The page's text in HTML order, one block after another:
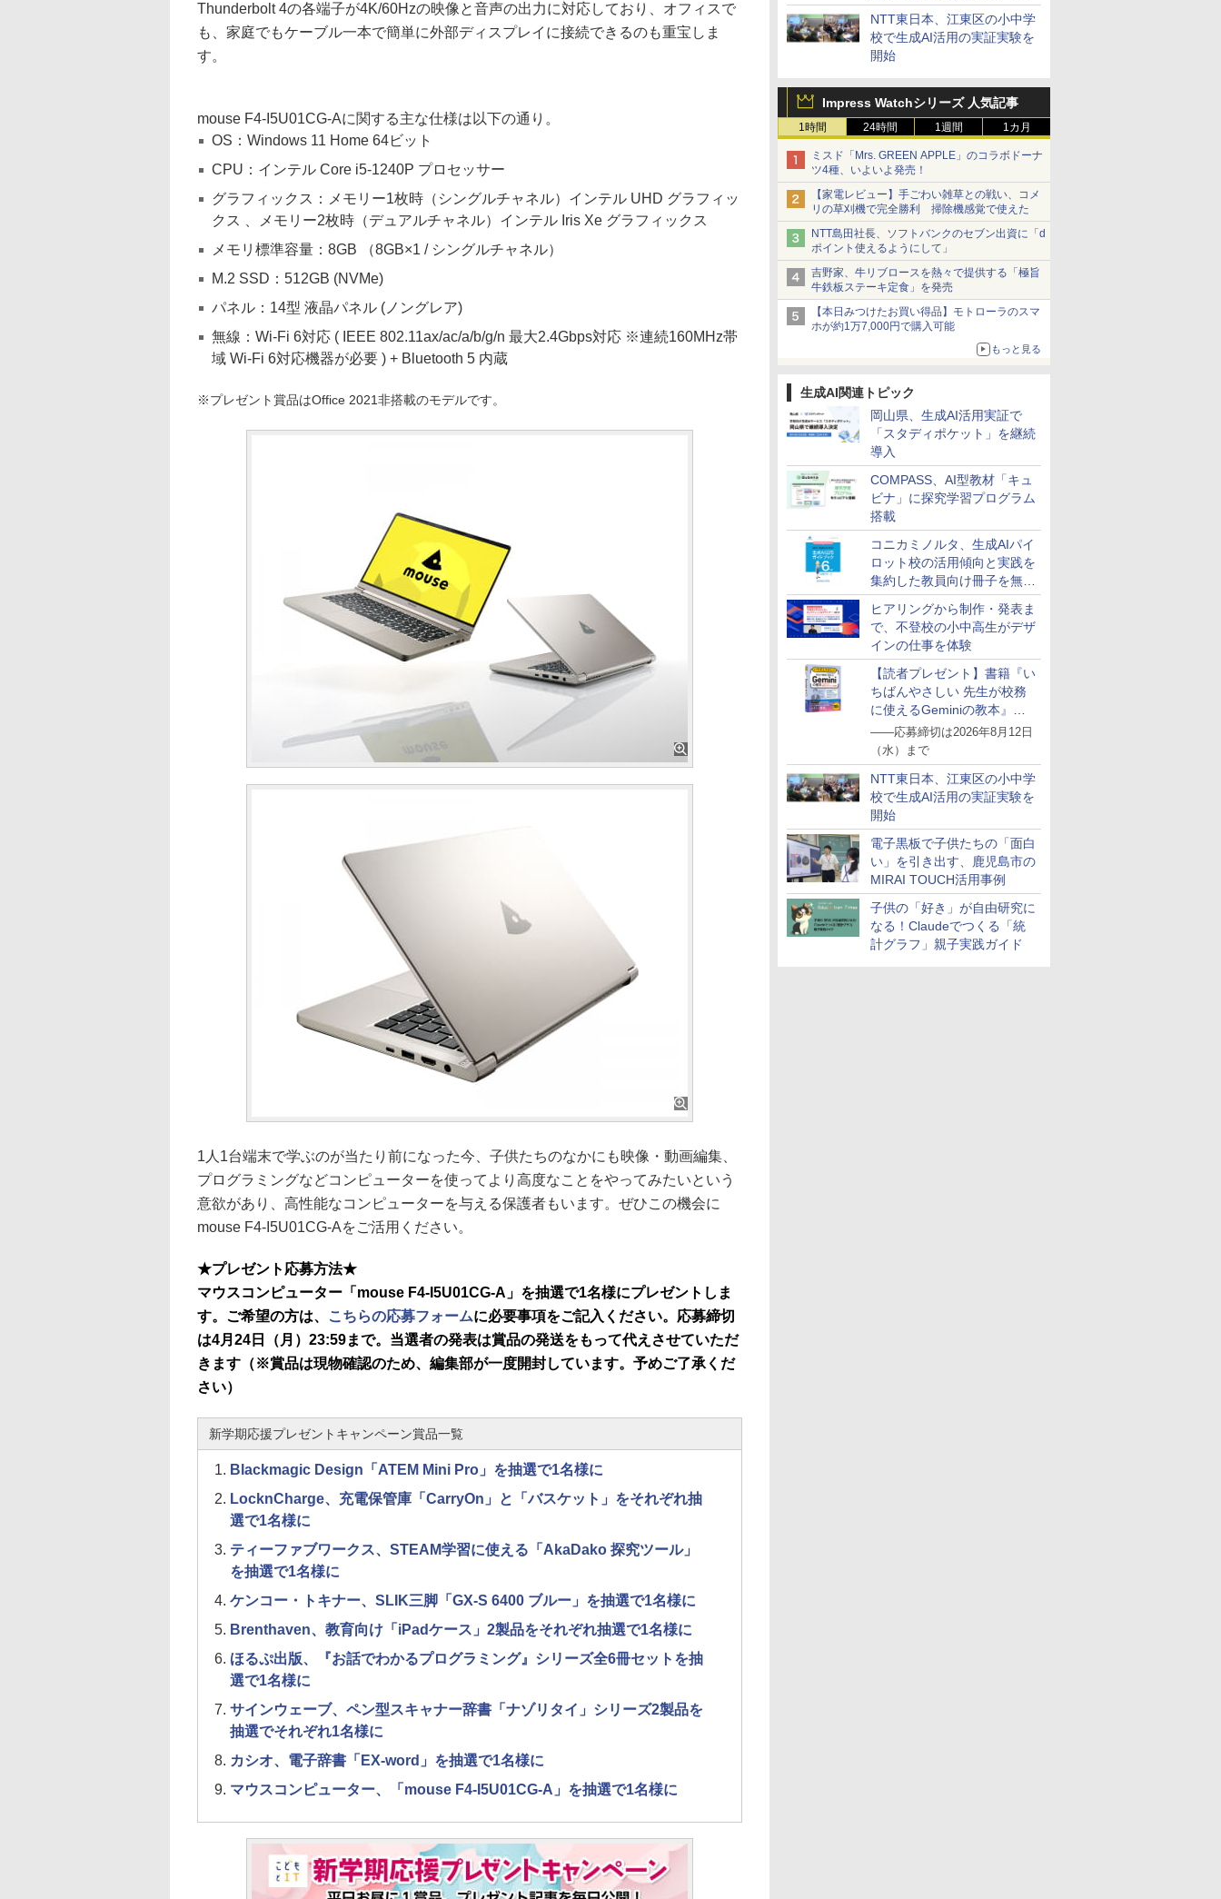
ステーション
NTT東日本、江東区の小中学
校で生成AI活用の実証実験を
開始
Impress Watchシリーズ 人気記事
1時間 24時間 1週間 1カ月
ミスド「Mrs. GREEN APPLE」のコラボドーナ
ツ4種、いよいよ発売！
【家電レビュー】手ごわい雑草との戦い、コメ
リの草刈機で完全勝利 掃除機感覚で使えた
NTT島田社長、ソフトバンクのセブン出資に「d
ポイント使えるようにして」
吉野家、牛リブロースを熱々で提供する「極旨
牛鉄板ステーキ定食」を発売
【本日みつけたお買い得品】モトローラのスマ
ホが約1万7,000円で購入可能
もっと見る
生成AI関連トピック
岡山県、生成AI活用実証で
「スタディポケット」を継続
導入
COMPASS、AI型教材「キュ
ビナ」に探究学習プログラム
搭載
コニカミノルタ、生成AIパイ
ロット校の活用傾向と実践を
集約した教員向け冊子を無料
公開
ヒアリングから制作・発表ま
で、不登校の小中高生がデザ
インの仕事を体験
【読者プレゼント】書籍『い
ちばんやさしい 先生が校務
に使えるGeminiの教本』を
抽選で5名様にプレゼント
――応募締切は2026年8月12日
（水）まで
NTT東日本、江東区の小中学
校で生成AI活用の実証実験を
開始
電子黒板で子供たちの「面白
い」を引き出す、鹿児島市の
MIRAI TOUCH活用事例
子供の「好き」が自由研究に
なる！Claudeでつくる「統
計グラフ」親子実践ガイド
Thunderbolt 4の各端子が4K/60Hzの映像と音声の出力に対応しており、オフィスで
も、家庭でもケーブル一本で簡単に外部ディスプレイに接続できるのも重宝しま
す。
mouse F4-I5U01CG-Aに関する主な仕様は以下の通り。
OS：Windows 11 Home 64ビット
CPU：インテル Core i5-1240P プロセッサー
グラフィックス：メモリー1枚時（シングルチャネル）インテル UHD グラフィッ
クス 、メモリー2枚時（デュアルチャネル）インテル Iris Xe グラフィックス
メモリ標準容量：8GB （8GB×1 / シングルチャネル）
M.2 SSD：512GB (NVMe)
パネル：14型 液晶パネル (ノングレア)
無線：Wi-Fi 6対応 ( IEEE 802.11ax/ac/a/b/g/n 最大2.4Gbps対応 ※連続160MHz帯
域 Wi-Fi 6対応機器が必要 ) + Bluetooth 5 内蔵
※プレゼント賞品はOffice 2021非搭載のモデルです。
1人1台端末で学ぶのが当たり前になった今、子供たちのなかにも映像・動画編集、
プログラミングなどコンピューターを使ってより高度なことをやってみたいという
意欲があり、高性能なコンピューターを与える保護者もいます。ぜひこの機会に
mouse F4-I5U01CG-Aをご活用ください。
★プレゼント応募方法★
マウスコンピューター「mouse F4-I5U01CG-A」を抽選で1名様にプレゼントしま
す。ご希望の方は、
こちらの応募フォームに必要事項をご記入ください。応募締切
は4月24日（月）23:59まで。当選者の発表は賞品の発送をもって代えさせていただ
きます（※賞品は現物確認のため、編集部が一度開封しています。予めご了承くだ
さい）
新学期応援プレゼントキャンペーン賞品一覧
Blackmagic Design「ATEM Mini Pro」を抽選で1名様に
LocknCharge、充電保管庫「CarryOn」と「バスケット」をそれぞれ抽
選で1名様に
ティーファブワークス、STEAM学習に使える「AkaDako 探究ツール」
を抽選で1名様に
ケンコー・トキナー、SLIK三脚「GX-S 6400 ブルー」を抽選で1名様に
Brenthaven、教育向け「iPadケース」2製品をそれぞれ抽選で1名様に
ほるぷ出版、『お話でわかるプログラミング』シリーズ全6冊セットを抽
選で1名様に
サインウェーブ、ペン型スキャナー辞書「ナゾリタイ」シリーズ2製品を
抽選でそれぞれ1名様に
カシオ、電子辞書「EX-word」を抽選で1名様に
マウスコンピューター、「mouse F4-I5U01CG-A」を抽選で1名様に